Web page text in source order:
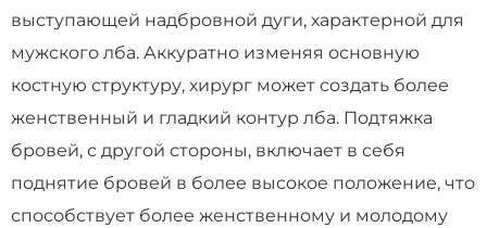
выступающей надбровной дуги, характерной для
мужского лба. Аккуратно изменяя основную
костную структуру, хирург может создать более
женственный и гладкий контур лба. Подтяжка
бровей, с другой стороны, включает в себя
поднятие бровей в более высокое положение, что
способствует более женственному и молодому